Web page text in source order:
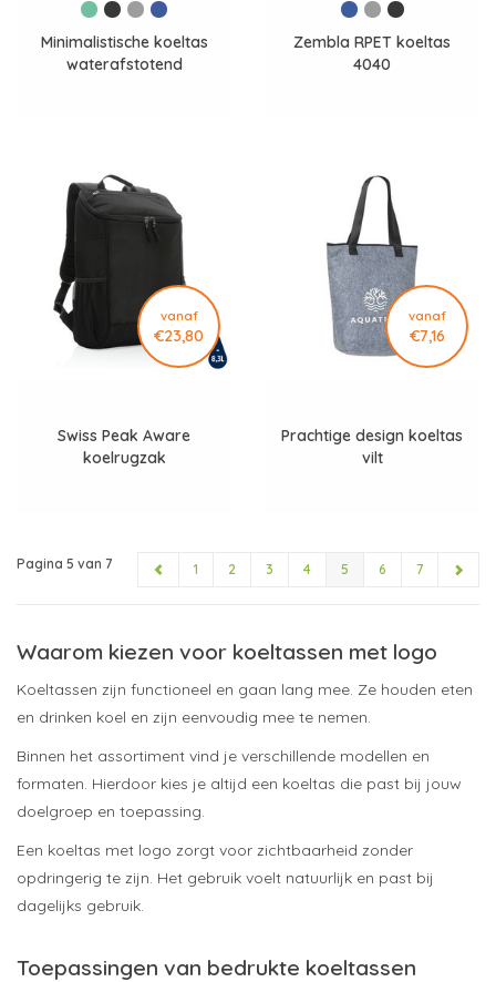
Minimalistische koeltas
waterafstotend
Zembla RPET koeltas
4040
vanaf
€23,80
Swiss Peak Aware
koelrugzak
vanaf
€7,16
Prachtige design koeltas
vilt
Pagina 5 van 7 1 2 3 4 5 6 7
Waarom kiezen voor koeltassen met logo
Koeltassen zijn functioneel en gaan lang mee. Ze houden eten
en drinken koel en zijn eenvoudig mee te nemen.
Binnen het assortiment vind je verschillende modellen en
formaten. Hierdoor kies je altijd een koeltas die past bij jouw
doelgroep en toepassing.
Een koeltas met logo zorgt voor zichtbaarheid zonder
opdringerig te zijn. Het gebruik voelt natuurlijk en past bij
dagelijks gebruik.
Toepassingen van bedrukte koeltassen